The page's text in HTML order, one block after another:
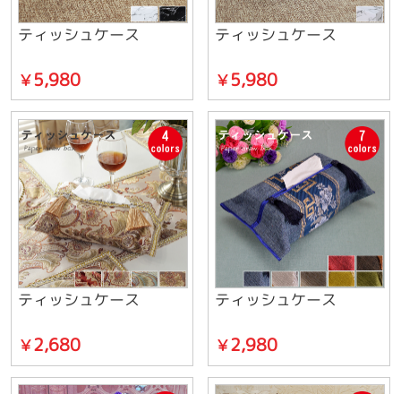
ティッシュケース
￥5,980
ティッシュケース
￥5,980
ティッシュケース
￥2,680
ティッシュケース
￥2,980